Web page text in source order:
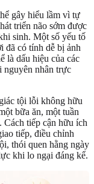
gây hiểu lầm vì tự
triển não sớm được
sinh. Một số yếu tố
đã có tính dễ bị ảnh
là dấu hiệu của các
nguyên nhân trực
tội lỗi không hữu
bữa ăn, một tuần
Cách tiếp cận hữu ích
tiếp, điều chỉnh
thói quen hằng ngày
khi lo ngại đáng kể.